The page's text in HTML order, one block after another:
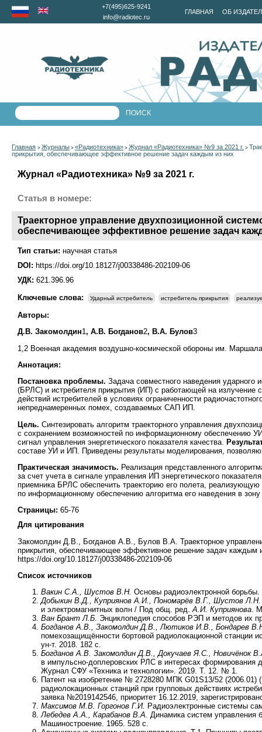
ГЛАВНАЯ ОБ
+7(495)625-9241
info@radiotec.ru
Главная > Журналы > «Радиотехника» > Журнал «Радиотехника» №9 за 2021 г. >
прикрытия, обеспечивающее эффективное решение задач каждым из них
Журнал «Радиотехника» №9 за 2021 г.
Статья в номере:
Траекторное управление двухпозиционной
обеспечивающее эффективное решение задач
Тип статьи: научная статья
DOI: https://doi.org/10.18127/j00338486-202109-06
УДК: 621.396.96
Ключевые слова:
Ударный истребитель истребитель прикрытия
Авторы:
Д.В. Закомолдин1, А.В. Богданов2, В.А. Булов3
1,2 Военная академия воздушно-космической обороны им.
Аннотация:
Постановка проблемы. Задача совместного наведения ударного
(БРЛС) и истребителя прикрытия (ИП) с работающей на излучение
действий истребителей в условиях ограниченности
непреднамеренных помех, создаваемых САП ИП.
Цель. Синтезировать алгоритм траекторного управления
с сохранением возможностей по информационному обеспечению
сигнал управления энергетического показателя качества.
составе УИ и ИП. Приведены результаты моделирования,
Практическая значимость. Реализация представленного
за счет учета в сигнале управления ИП энергетического
приемника БРЛС обеспечить траекторию его полета,
по информационному обеспечению алгоритма его наведения в
Страницы: 65-76
Для цитирования
Закомолдин Д.В., Богданов А.В., Булов В.А. Траекторное
прикрытия, обеспечивающее эффективное решение задач
https://doi.org/10.18127/j00338486-202109-06
Список источников
Вакин С.А., Шустов В.Н. Основы радиоэлектронной
Добыкин В.Д., Куприянов А.И., Пономарёв В.Г., Шустов Л.Н.
и электромагнитных волн / Под общ. ред.А.И. Куприянова.
Ван Брант Л.Б. Энциклопедия способов РЭП и методов их
Богданов А.В., Закомолдин Д.В., Лютиков И.В., Бондарев
помехозащищённости бортовой радиолокационной станции
ун-т. 2018. 182 с.
Богданов А.В. Закомолдин Д.В., Докучаев Я.С., Новичёнок
в импульсно-доплеровских РЛС в интересах формирования
Журнал СФУ «Техника и технологии». 2019. Т. 12. № 1.
Патент на изобретение № 2728280 МПК G01S13/52
радиолокационных станций при групповых действиях
заявка №2019142546, приоритет 16.12.2019,
Максимов М.В. Горгонов Г.И. Радиоэлектронные системы
Лебедев А.А., Карабанов В.А. Динамика систем
Машиностроение. 1965. 528 с.